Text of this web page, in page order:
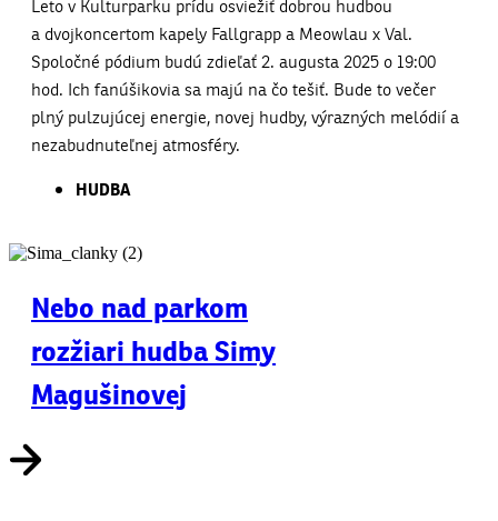
Leto v Kulturparku prídu osviežiť dobrou hudbou
a dvojkoncertom kapely Fallgrapp a Meowlau x Val.
Spoločné pódium budú zdieľať 2. augusta 2025 o 19:00
hod. Ich fanúšikovia sa majú na čo tešiť. Bude to večer
plný pulzujúcej energie, novej hudby, výrazných melódií a
nezabudnuteľnej atmosféry.
HUDBA
Nebo nad parkom
rozžiari hudba Simy
Magušinovej